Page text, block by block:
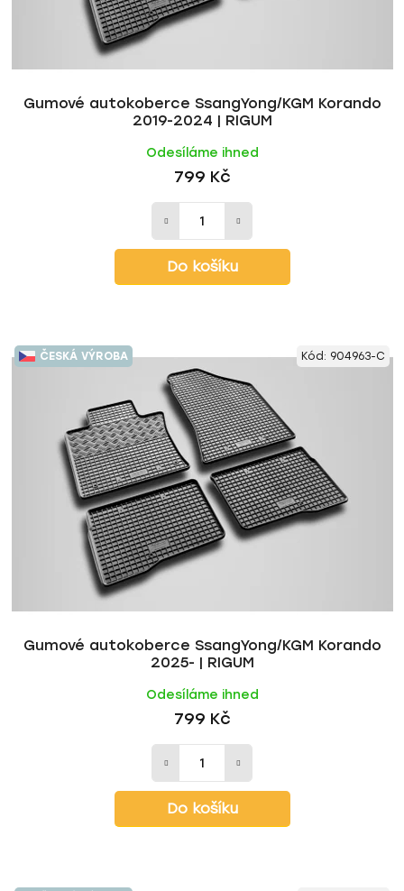
Gumové autokoberce SsangYong/KGM Korando
2019-2024 | RIGUM
Odesíláme ihned
799 Kč
Do košíku
ČESKÁ VÝROBA
Gumové autokoberce SsangYong/KGM Korando
2025- | RIGUM
Odesíláme ihned
799 Kč
Do košíku
Kód: 904963-C